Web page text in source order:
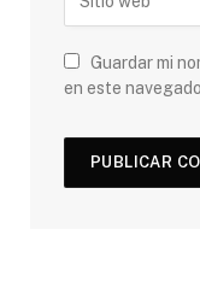
Guardar mi
en este